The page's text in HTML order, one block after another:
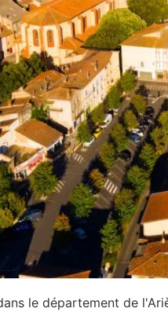
le département de